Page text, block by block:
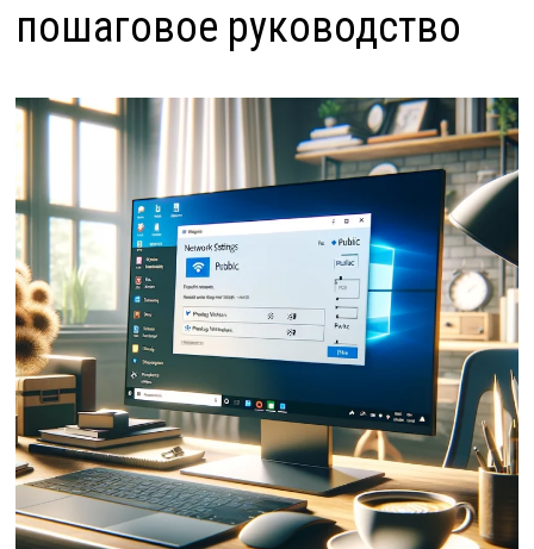
пошаговое руководство